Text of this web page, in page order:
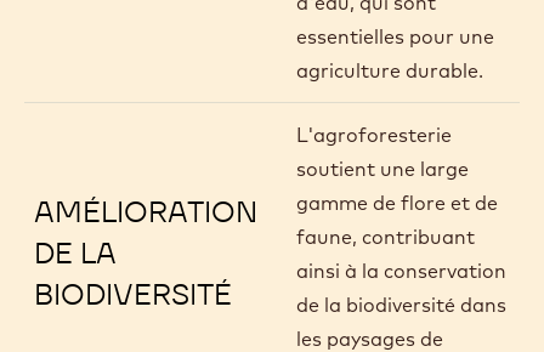
essentielles pour une
agriculture durable.
AMÉLIORATION
DE LA
BIODIVERSITÉ
L'agroforesterie
soutient une large
gamme de flore et de
faune, contribuant
ainsi à la conservation
de la biodiversité dans
les paysages de